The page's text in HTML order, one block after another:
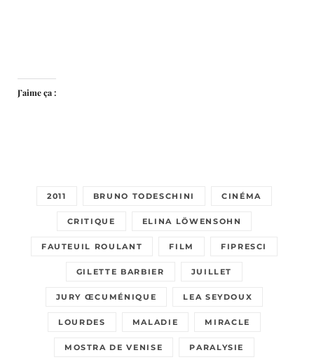
J’aime ça :
2011 BRUNO TODESCHINI CINÉMA
CRITIQUE ELINA LÖWENSOHN
FAUTEUIL ROULANT FILM FIPRESCI
GILETTE BARBIER JUILLET
JURY ŒCUMÉNIQUE LEA SEYDOUX
LOURDES MALADIE MIRACLE
MOSTRA DE VENISE PARALYSIE